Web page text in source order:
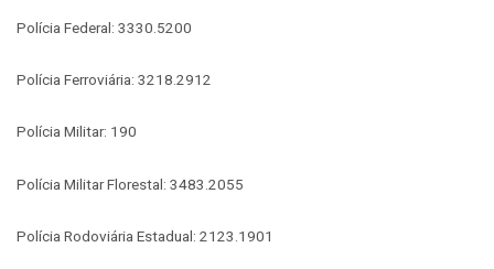
Polícia Federal: 3330.5200
Polícia Ferroviária: 3218.2912
Polícia Militar: 190
Polícia Militar Florestal: 3483.2055
Polícia Rodoviária Estadual: 2123.1901